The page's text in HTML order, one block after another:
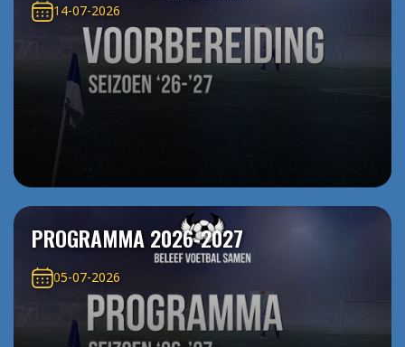
14-07-2026
PROGRAMMA 2026-2027
05-07-2026